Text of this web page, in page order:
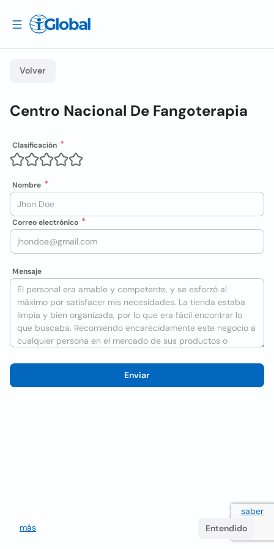
Volver
Centro Nacional De Fangoterapia
Clasificación
Nombre
Correo electrónico
Mensaje
Enviar
Utilizamos cookies para mejorar la experiencia del usuario saber
más
Entendido